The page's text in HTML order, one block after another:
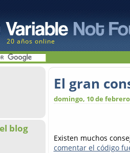
20 años online
blog
El gran
domingo, 10 de febrero
Existen muchos
comentar el código